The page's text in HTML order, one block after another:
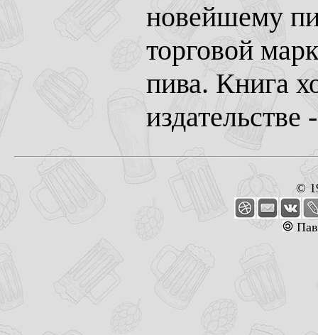
новейшему
торговой
пива. Книга
издательстве
©